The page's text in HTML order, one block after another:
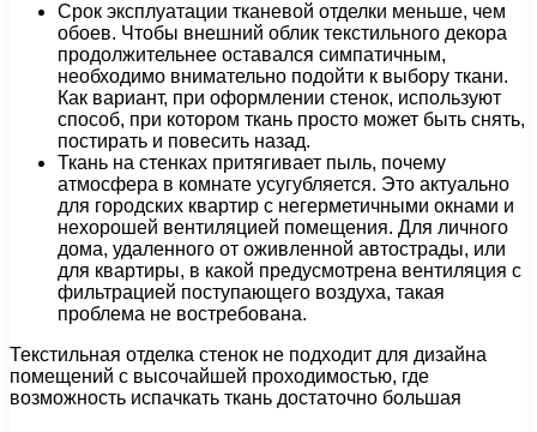
Срок эксплуатации тканевой отделки меньше, чем
обоев. Чтобы внешний облик текстильного декора
продолжительнее оставался симпатичным,
необходимо внимательно подойти к выбору ткани.
Как вариант, при оформлении стенок, используют
способ, при котором ткань просто может быть снять,
постирать и повесить назад.
Ткань на стенках притягивает пыль, почему
атмосфера в комнате усугубляется. Это актуально
для городских квартир с негерметичными окнами и
нехорошей вентиляцией помещения. Для личного
дома, удаленного от оживленной автострады, или
для квартиры, в какой предусмотрена вентиляция с
фильтрацией поступающего воздуха, такая
проблема не востребована.
Текстильная отделка стенок не подходит для дизайна
помещений с высочайшей проходимостью, где
возможность испачкать ткань достаточно большая